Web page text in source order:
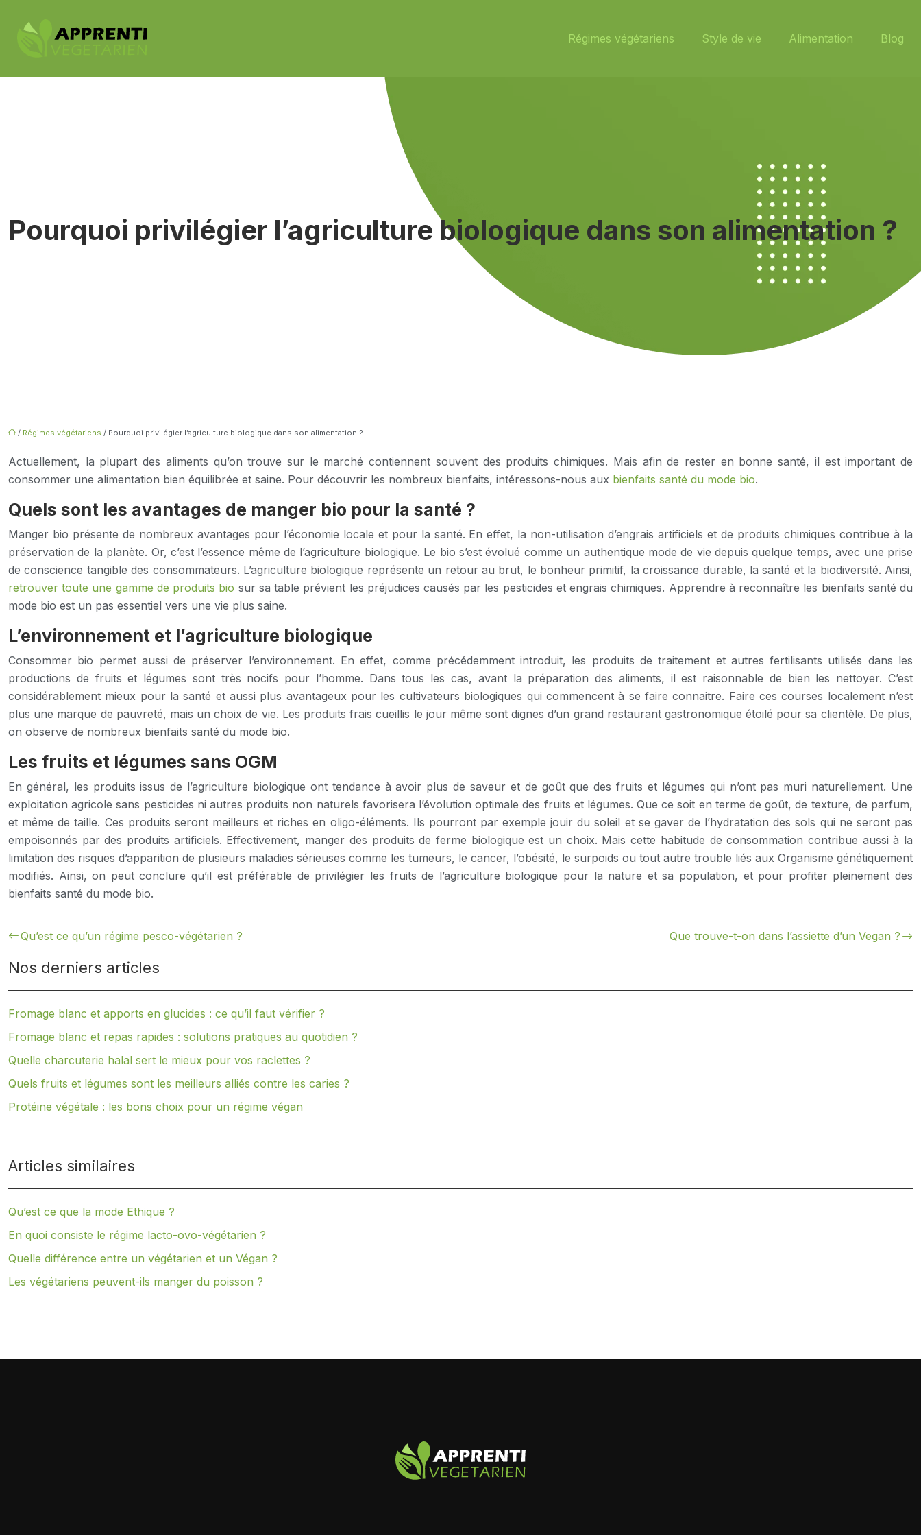
Régimes végétariens Style de vie Alimentation Blog
Pourquoi privilégier l’agriculture biologique dans son alimentation ?
/ Régimes végétariens / Pourquoi privilégier l’agriculture biologique dans son alimentation ?
Actuellement, la plupart des aliments qu’on trouve sur le marché contiennent souvent des produits chimiques. Mais afin de rester en bonne santé, il est important de
consommer une alimentation bien équilibrée et saine. Pour découvrir les nombreux bienfaits, intéressons-nous aux bienfaits santé du mode bio.
Quels sont les avantages de manger bio pour la santé ?
Manger bio présente de nombreux avantages pour l’économie locale et pour la santé. En effet, la non-utilisation d’engrais artificiels et de produits chimiques contribue à la
préservation de la planète. Or, c’est l’essence même de l’agriculture biologique. Le bio s’est évolué comme un authentique mode de vie depuis quelque temps, avec une prise
de conscience tangible des consommateurs. L’agriculture biologique représente un retour au brut, le bonheur primitif, la croissance durable, la santé et la biodiversité. Ainsi,
retrouver toute une gamme de produits bio sur sa table prévient les préjudices causés par les pesticides et engrais chimiques. Apprendre à reconnaître les bienfaits santé du
mode bio est un pas essentiel vers une vie plus saine.
L’environnement et l’agriculture biologique
Consommer bio permet aussi de préserver l’environnement. En effet, comme précédemment introduit, les produits de traitement et autres fertilisants utilisés dans les
productions de fruits et légumes sont très nocifs pour l’homme. Dans tous les cas, avant la préparation des aliments, il est raisonnable de bien les nettoyer. C’est
considérablement mieux pour la santé et aussi plus avantageux pour les cultivateurs biologiques qui commencent à se faire connaitre. Faire ces courses localement n’est
plus une marque de pauvreté, mais un choix de vie. Les produits frais cueillis le jour même sont dignes d’un grand restaurant gastronomique étoilé pour sa clientèle. De plus,
on observe de nombreux bienfaits santé du mode bio.
Les fruits et légumes sans OGM
En général, les produits issus de l’agriculture biologique ont tendance à avoir plus de saveur et de goût que des fruits et légumes qui n’ont pas muri naturellement. Une
exploitation agricole sans pesticides ni autres produits non naturels favorisera l’évolution optimale des fruits et légumes. Que ce soit en terme de goût, de texture, de parfum,
et même de taille. Ces produits seront meilleurs et riches en oligo-éléments. Ils pourront par exemple jouir du soleil et se gaver de l’hydratation des sols qui ne seront pas
empoisonnés par des produits artificiels. Effectivement, manger des produits de ferme biologique est un choix. Mais cette habitude de consommation contribue aussi à la
limitation des risques d’apparition de plusieurs maladies sérieuses comme les tumeurs, le cancer, l’obésité, le surpoids ou tout autre trouble liés aux Organisme génétiquement
modifiés. Ainsi, on peut conclure qu’il est préférable de privilégier les fruits de l’agriculture biologique pour la nature et sa population, et pour profiter pleinement des
bienfaits santé du mode bio.
Qu’est ce qu’un régime pesco-végétarien ? Que trouve-t-on dans l’assiette d’un Vegan ?
Nos derniers articles
Fromage blanc et apports en glucides : ce qu’il faut vérifier ?
Fromage blanc et repas rapides : solutions pratiques au quotidien ?
Quelle charcuterie halal sert le mieux pour vos raclettes ?
Quels fruits et légumes sont les meilleurs alliés contre les caries ?
Protéine végétale : les bons choix pour un régime végan
Articles similaires
Qu’est ce que la mode Ethique ?
En quoi consiste le régime lacto-ovo-végétarien ?
Quelle différence entre un végétarien et un Végan ?
Les végétariens peuvent-ils manger du poisson ?